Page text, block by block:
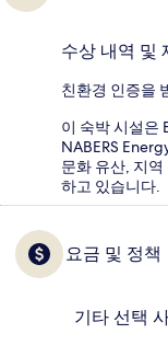
수상 내역 및
친환경 인증을
이 숙박 시설은
NABERS
문화 유산, 지
하고 있습니다.
요금 및 정책
기타 선택